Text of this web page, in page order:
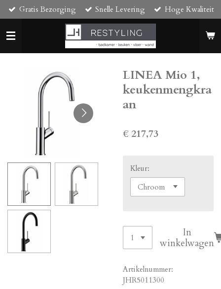
Ga
direct
naar
de
hoofdinhoud
Gratis Bezorging Snelle Levering Hoge Kwaliteit
LINEA Mio 1,
keukenmengkra
an
€ 217,73
Kleur:
In
winkelwagen
Artikelnummer:
JHR5011300